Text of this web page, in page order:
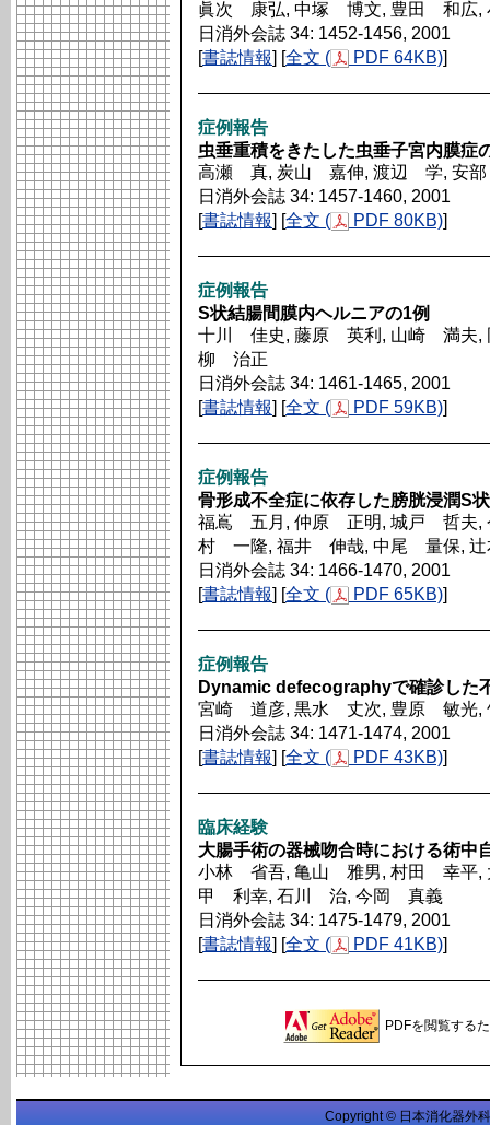
眞次 康弘, 中塚 博文, 豊田 和広
日消外会誌 34: 1452-1456, 2001
[書誌情報] [全文 ( PDF 64KB)]
症例報告
虫垂重積をきたした虫垂子宮内膜症
高瀬 真, 炭山 嘉伸, 渡辺 学, 安
日消外会誌 34: 1457-1460, 2001
[書誌情報] [全文 ( PDF 80KB)]
症例報告
S状結腸間膜内ヘルニアの1例
十川 佳史, 藤原 英利, 山崎 満夫,
柳 治正
日消外会誌 34: 1461-1465, 2001
[書誌情報] [全文 ( PDF 59KB)]
症例報告
骨形成不全症に依存した膀胱浸潤S
福嶌 五月, 仲原 正明, 城戸 哲夫
村 一隆, 福井 伸哉, 中尾 量保,
日消外会誌 34: 1466-1470, 2001
[書誌情報] [全文 ( PDF 65KB)]
症例報告
Dynamic defecographyで確診した
宮崎 道彦, 黒水 丈次, 豊原 敏光
日消外会誌 34: 1471-1474, 2001
[書誌情報] [全文 ( PDF 43KB)]
臨床経験
大腸手術の器械吻合時における術中
小林 省吾, 亀山 雅男, 村田 幸平
甲 利幸, 石川 治, 今岡 真義
日消外会誌 34: 1475-1479, 2001
[書誌情報] [全文 ( PDF 41KB)]
PDFを閲覧する
Copyright © 日本消化器外